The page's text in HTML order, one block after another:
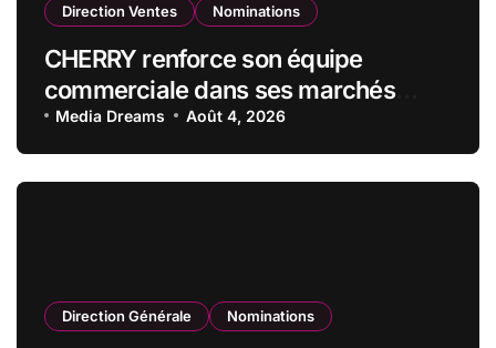
Direction Ventes Nominations
CHERRY renforce son équipe
commerciale dans ses marchés
stratégiques
Media Dreams Août 4, 2026
Direction Générale Nominations